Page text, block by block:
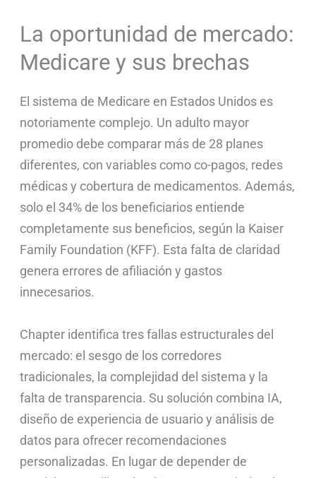
La oportunidad de mercado:
Medicare y sus brechas
El sistema de Medicare en Estados Unidos es
notoriamente complejo. Un adulto mayor
promedio debe comparar más de 28 planes
diferentes, con variables como co-pagos, redes
médicas y cobertura de medicamentos. Además,
solo el 34% de los beneficiarios entiende
completamente sus beneficios, según la Kaiser
Family Foundation (KFF). Esta falta de claridad
genera errores de afiliación y gastos
innecesarios.
Chapter identifica tres fallas estructurales del
mercado: el sesgo de los corredores
tradicionales, la complejidad del sistema y la
falta de transparencia. Su solución combina IA,
diseño de experiencia de usuario y análisis de
datos para ofrecer recomendaciones
personalizadas. En lugar de depender de